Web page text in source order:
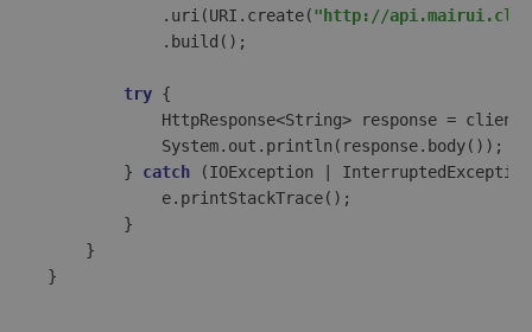
            .uri(URI.create(
"http://api.mairui.club/zs/
            .build();
try {
HttpResponse<String> response =
            System.out.println(response.body());
        }
catch (IOException |
            e.printStackTrace();
        }
    }